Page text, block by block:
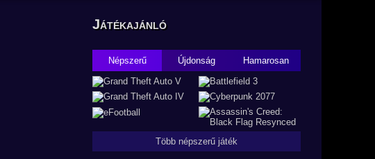
Játékajánló
Népszerű Újdonság Hamarosan
Több népszerű játék